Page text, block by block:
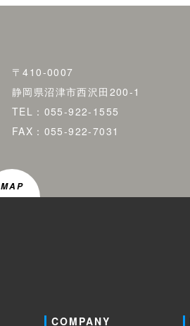
〒410-0007
静岡県沼津市西沢田200-1
TEL：055-922-1555
FAX：055-922-7031
MAP
COMPANY